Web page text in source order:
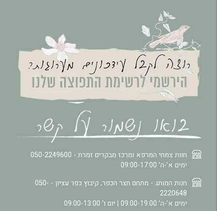
חוות צמחי המרפא ומרכז מבקרים זמרת - 050-2249600
ימים א’-ה’ 09:00-17:00
חנות המותג - מתחם חצר הכפר, קיבוץ כפר עציון - 050-
2220648
ימים א’-ה’ 09:00-19:00 | יום ו’ 09:00-13:00